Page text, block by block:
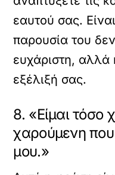
εαυτού σας.
παρουσία του
ευχάριστη, αλλά
εξέλιξή σας.
8. «Είμαι τόσο
χαρούμενη
μου.»